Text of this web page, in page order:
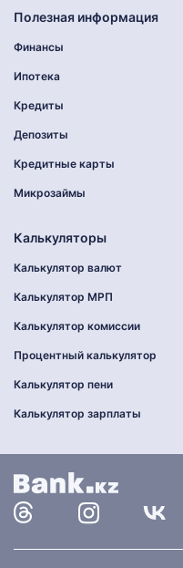
Полезная информация
Финансы
Ипотека
Кредиты
Депозиты
Кредитные карты
Микрозаймы
Калькуляторы
Калькулятор валют
Калькулятор МРП
Калькулятор комиссии
Процентный калькулятор
Калькулятор пени
Калькулятор зарплаты